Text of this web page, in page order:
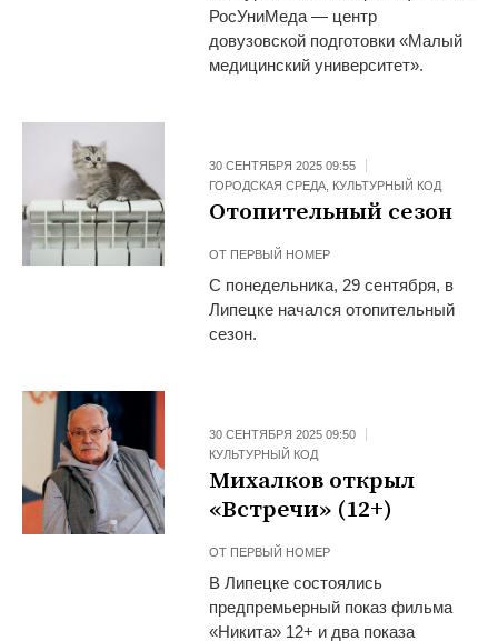
РосУниМеда — центр
довузовской подготовки «Малый
медицинский университет».
30 СЕНТЯБРЯ 2025 09:55
ГОРОДСКАЯ СРЕДА, КУЛЬТУРНЫЙ КОД
Отопительный сезон
ОТ ПЕРВЫЙ НОМЕР
С понедельника, 29 сентября, в
Липецке начался отопительный
сезон.
30 СЕНТЯБРЯ 2025 09:50
КУЛЬТУРНЫЙ КОД
Михалков открыл
«Встречи» (12+)
ОТ ПЕРВЫЙ НОМЕР
В Липецке состоялись
предпремьерный показ фильма
«Никита» 12+ и два показа